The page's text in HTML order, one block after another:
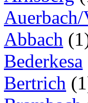
Abbach
Bederkesa
Bertrich